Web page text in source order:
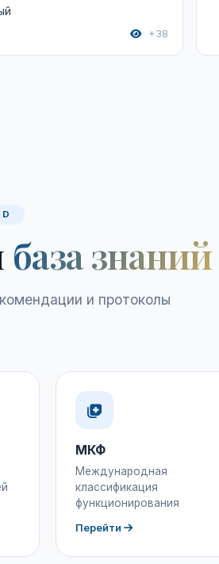
+38
база знаний
и протоколы
МКФ
Международная
классификация
функционирования
Перейти